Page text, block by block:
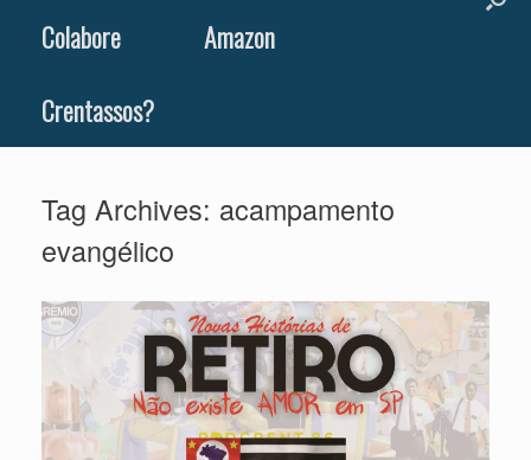
Colabore
Amazon
Crentassos?
Tag Archives: acampamento
evangélico